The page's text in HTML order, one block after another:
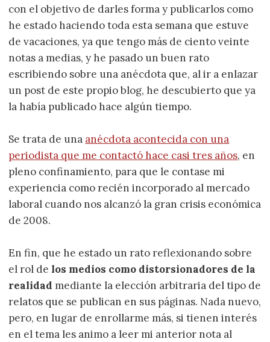
con el objetivo de darles forma y publicarlos como
he estado haciendo toda esta semana que estuve
de vacaciones, ya que tengo más de ciento veinte
notas a medias, y he pasado un buen rato
escribiendo sobre una anécdota que, al ir a enlazar
un post de este propio blog, he descubierto que ya
la había publicado hace algún tiempo.
Se trata de una anécdota acontecida con una
periodista que me contactó hace casi tres años, en
pleno confinamiento, para que le contase mi
experiencia como recién incorporado al mercado
laboral cuando nos alcanzó la gran crisis económica
de 2008.
En fin, que he estado un rato reflexionando sobre
el rol de los medios como distorsionadores de la
realidad mediante la elección arbitraria del tipo de
relatos que se publican en sus páginas. Nada nuevo,
pero, en lugar de enrollarme más, si tienen interés
en el tema les animo a leer mi anterior nota al